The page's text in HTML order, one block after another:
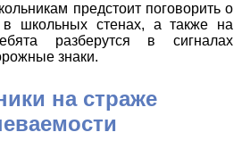
предстоит поговорить о
в школьных стенах, а также на
разберутся в сигналах
знаки.
на страже